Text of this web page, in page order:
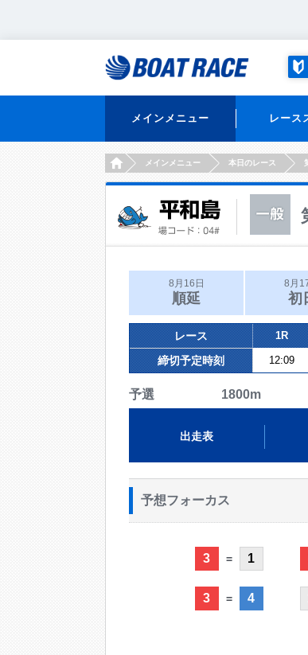
メインメニュー レース
HOMEメインメニュー 本日のレース
8月16日
順延
8月
初
レース 1R
締切予定時刻 12:09
予選 1800m
出走表
予想フォーカス
3 = 1
3 = 4